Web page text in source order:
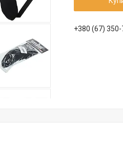
+380 (67) 350-